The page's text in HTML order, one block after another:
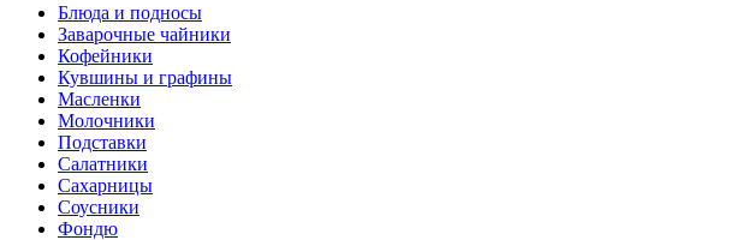
Блюда и подносы
Заварочные чайники
Кофейники
Кувшины и графины
Масленки
Молочники
Подставки
Салатники
Сахарницы
Соусники
Фондю